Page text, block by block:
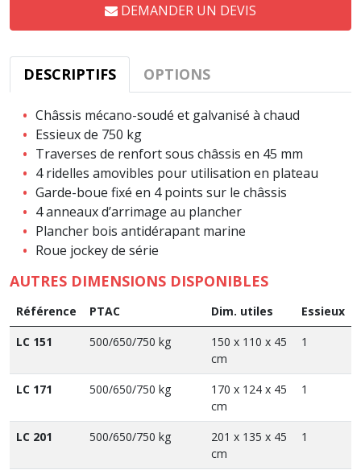
DEMANDER UN DEVIS
DESCRIPTIFS OPTIONS
Châssis mécano-soudé et galvanisé à chaud
Essieux de 750 kg
Traverses de renfort sous châssis en 45 mm
4 ridelles amovibles pour utilisation en plateau
Garde-boue fixé en 4 points sur le châssis
4 anneaux d’arrimage au plancher
Plancher bois antidérapant marine
Roue jockey de série
AUTRES DIMENSIONS DISPONIBLES
Référence PTAC Dim. utiles
Essieux
LC 151
500/650/750 kg
150 x 110 x 45
cm
1
LC 171 500/650/750 kg
170 x 124 x 45
cm
1
LC 201 500/650/750 kg
201 x 135 x 45
cm
1